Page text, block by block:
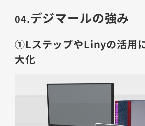
04.デジマールの強み
①LステップやLinyの活用
大化